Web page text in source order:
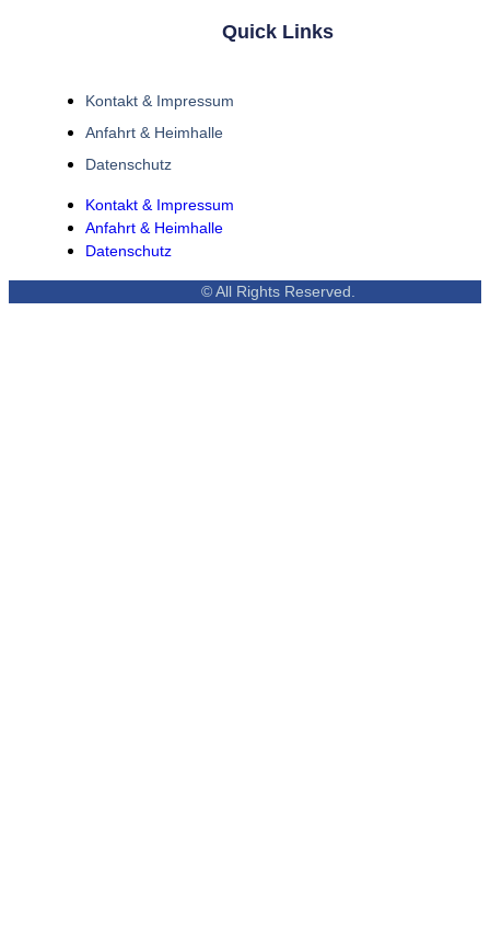
Quick Links
Kontakt & Impressum
Anfahrt & Heimhalle
Datenschutz
Kontakt & Impressum
Anfahrt & Heimhalle
Datenschutz
© All Rights Reserved.